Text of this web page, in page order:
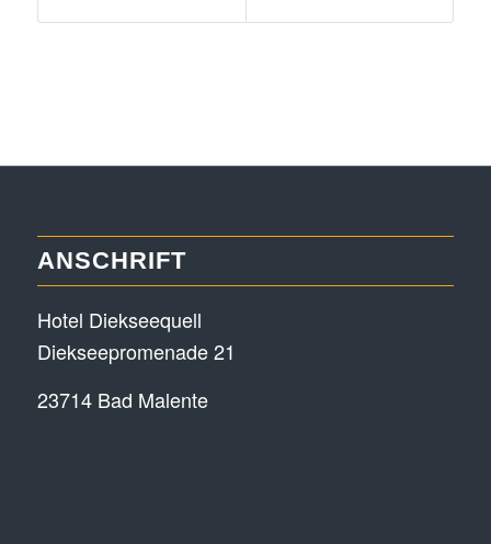
ANSCHRIFT
Hotel Diekseequell
Diekseepromenade 21
23714 Bad Malente